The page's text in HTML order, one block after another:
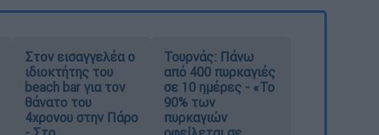
Στον εισαγγελέα ο
ιδιοκτήτης του
beach bar για τον
θάνατο του
4χρονου στην Πάρο
Τουρνάς: Πάνω
από 400 πυρκαγιές
σε 10 ημέρες - «Το
90% των
πυρκαγιών